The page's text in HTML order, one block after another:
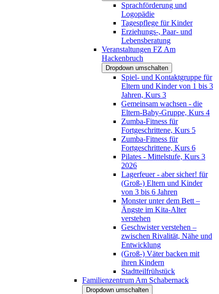
Sprachförderung und
Logopädie
Tagespflege für Kinder
Erziehungs-, Paar- und
Lebensberatung
Veranstaltungen FZ Am
Hackenbruch
Dropdown umschalten
Spiel- und Kontaktgruppe für
Eltern und Kinder von 1 bis 3
Jahren, Kurs 3
Gemeinsam wachsen - die
Eltern-Baby-Gruppe, Kurs 4
Zumba-Fitness für
Fortgeschrittene, Kurs 5
Zumba-Fitness für
Fortgeschrittene, Kurs 6
Pilates - Mittelstufe, Kurs 3
2026
Lagerfeuer - aber sicher! für
(Groß-) Eltern und Kinder
von 3 bis 6 Jahren
Monster unter dem Bett –
Ängste im Kita-Alter
verstehen
Geschwister verstehen –
zwischen Rivalität, Nähe und
Entwicklung
(Groß-) Väter backen mit
ihren Kindern
Stadtteilfrühstück
Familienzentrum Am Schabernack
Dropdown umschalten